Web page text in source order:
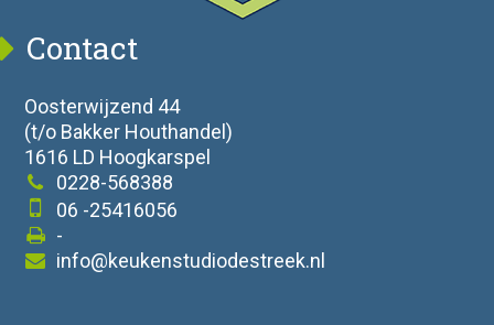
Contact
Oosterwijzend 44
(t/o Bakker Houthandel)
1616 LD Hoogkarspel
0228-568388
06 -25416056
-
info@keukenstudiodestreek.nl